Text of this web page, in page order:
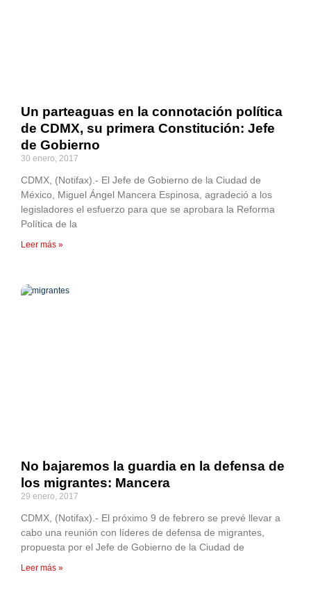
Un parteaguas en la connotación política
de CDMX, su primera Constitución: Jefe
de Gobierno
30 enero, 2017
CDMX, (Notifax).- El Jefe de Gobierno de la Ciudad de
México, Miguel Ángel Mancera Espinosa, agradeció a los
legisladores el esfuerzo para que se aprobara la Reforma
Política de la
Leer más »
No bajaremos la guardia en la defensa de
los migrantes: Mancera
29 enero, 2017
CDMX, (Notifax).- El próximo 9 de febrero se prevé llevar a
cabo una reunión con líderes de defensa de migrantes,
propuesta por el Jefe de Gobierno de la Ciudad de
Leer más »